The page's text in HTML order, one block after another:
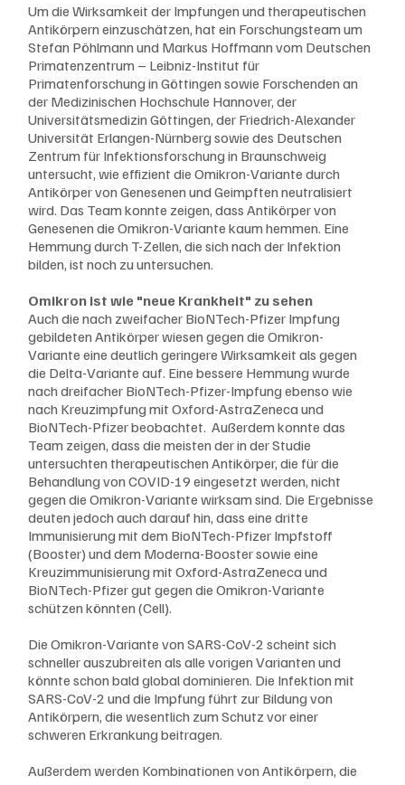
Um die Wirksamkeit der Impfungen und therapeutischen
Antikörpern einzuschätzen, hat ein Forschungsteam um
Stefan Pöhlmann und Markus Hoffmann vom Deutschen
Primatenzentrum – Leibniz-Institut für
Primatenforschung in Göttingen sowie Forschenden an
der Medizinischen Hochschule Hannover, der
Universitätsmedizin Göttingen, der Friedrich-Alexander
Universität Erlangen-Nürnberg sowie des Deutschen
Zentrum für Infektionsforschung in Braunschweig
untersucht, wie effizient die Omikron-Variante durch
Antikörper von Genesenen und Geimpften neutralisiert
wird. Das Team konnte zeigen, dass Antikörper von
Genesenen die Omikron-Variante kaum hemmen. Eine
Hemmung durch T-Zellen, die sich nach der Infektion
bilden, ist noch zu untersuchen.
Omikron ist wie "neue Krankheit" zu sehen
Auch die nach zweifacher BioNTech-Pfizer Impfung
gebildeten Antikörper wiesen gegen die Omikron-
Variante eine deutlich geringere Wirksamkeit als gegen
die Delta-Variante auf. Eine bessere Hemmung wurde
nach dreifacher BioNTech-Pfizer-Impfung ebenso wie
nach Kreuzimpfung mit Oxford-AstraZeneca und
BioNTech-Pfizer beobachtet.  Außerdem konnte das
Team zeigen, dass die meisten der in der Studie
untersuchten therapeutischen Antikörper, die für die
Behandlung von COVID-19 eingesetzt werden, nicht
gegen die Omikron-Variante wirksam sind. Die Ergebnisse
deuten jedoch auch darauf hin, dass eine dritte
Immunisierung mit dem BioNTech-Pfizer Impfstoff
(Booster) und dem Moderna-Booster sowie eine
Kreuzimmunisierung mit Oxford-AstraZeneca und
BioNTech-Pfizer gut gegen die Omikron-Variante
schützen könnten (Cell).
Die Omikron-Variante von SARS-CoV-2 scheint sich
schneller auszubreiten als alle vorigen Varianten und
könnte schon bald global dominieren. Die Infektion mit
SARS-CoV-2 und die Impfung führt zur Bildung von
Antikörpern, die wesentlich zum Schutz vor einer
schweren Erkrankung beitragen.
Außerdem werden Kombinationen von Antikörpern, die